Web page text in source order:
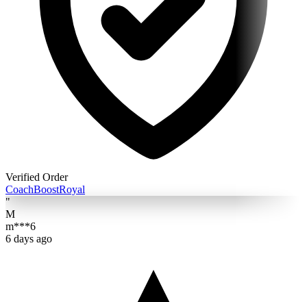
Verified Order
CoachBoostRoyal
"
M
m***6
6 days ago